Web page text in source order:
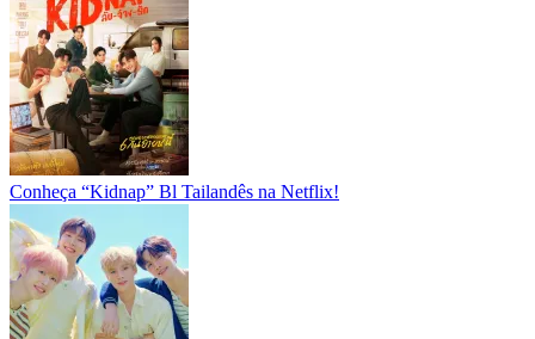
Conheça “Kidnap” Bl Tailandês na Netflix!